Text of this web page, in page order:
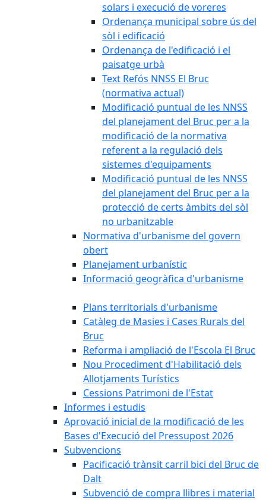
solars i execució de voreres
Ordenança municipal sobre ús del
sòl i edificació
Ordenança de l'edificació i el
paisatge urbà
Text Refós NNSS El Bruc
(normativa actual)
Modificació puntual de les NNSS
del planejament del Bruc per a la
modificació de la normativa
referent a la regulació dels
sistemes d'equipaments
Modificació puntual de les NNSS
del planejament del Bruc per a la
protecció de certs àmbits del sòl
no urbanitzable
Normativa d'urbanisme del govern
obert
Planejament urbanístic
Informació geogràfica d'urbanisme
Plans territorials d'urbanisme
Catàleg de Masies i Cases Rurals del
Bruc
Reforma i ampliació de l'Escola El Bruc
Nou Procediment d'Habilitació dels
Allotjaments Turístics
Cessions Patrimoni de l'Estat
Informes i estudis
Aprovació inicial de la modificació de les
Bases d'Execució del Pressupost 2026
Subvencions
Pacificació trànsit carril bici del Bruc de
Dalt
Subvenció de compra llibres i material